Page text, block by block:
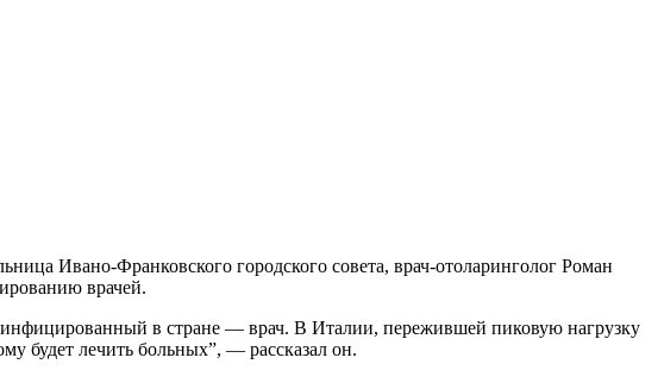
Ивано-Франковского городского совета, врач-отоларинголог Роман
врачей.
в стране — врач. В Италии, пережившей пиковую нагрузку
будет лечить больных”, — рассказал он.